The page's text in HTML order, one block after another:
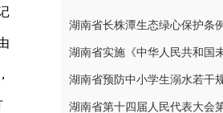
湖南省长株潭生态绿心保护条例
湖南省预防中小学生溺水若干